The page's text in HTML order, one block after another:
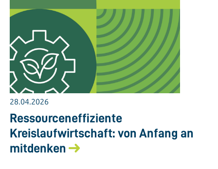
28.04.2026
Ressourceneffiziente
Kreislaufwirtschaft: von Anfang an
mitdenken